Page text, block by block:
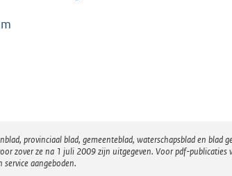
provinciaal blad, gemeenteblad, waterschapsblad en
zover ze na 1 juli 2009 zijn uitgegeven. Voor pdf-
aangeboden.